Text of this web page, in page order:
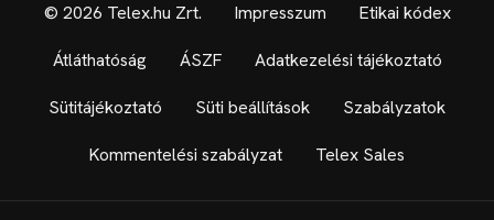
© 2026 Telex.hu Zrt. Impresszum Etikai kódex
Átláthatóság ÁSZF Adatkezelési tájékoztató
Sütitájékoztató Süti beállítások Szabályzatok
Kommentelési szabályzat Telex Sales